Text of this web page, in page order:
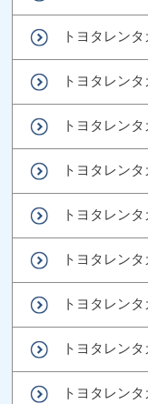
トヨタレン
トヨタレン
トヨタレン
トヨタレン
トヨタレン
トヨタレン
トヨタレン
トヨタレン
トヨタレン